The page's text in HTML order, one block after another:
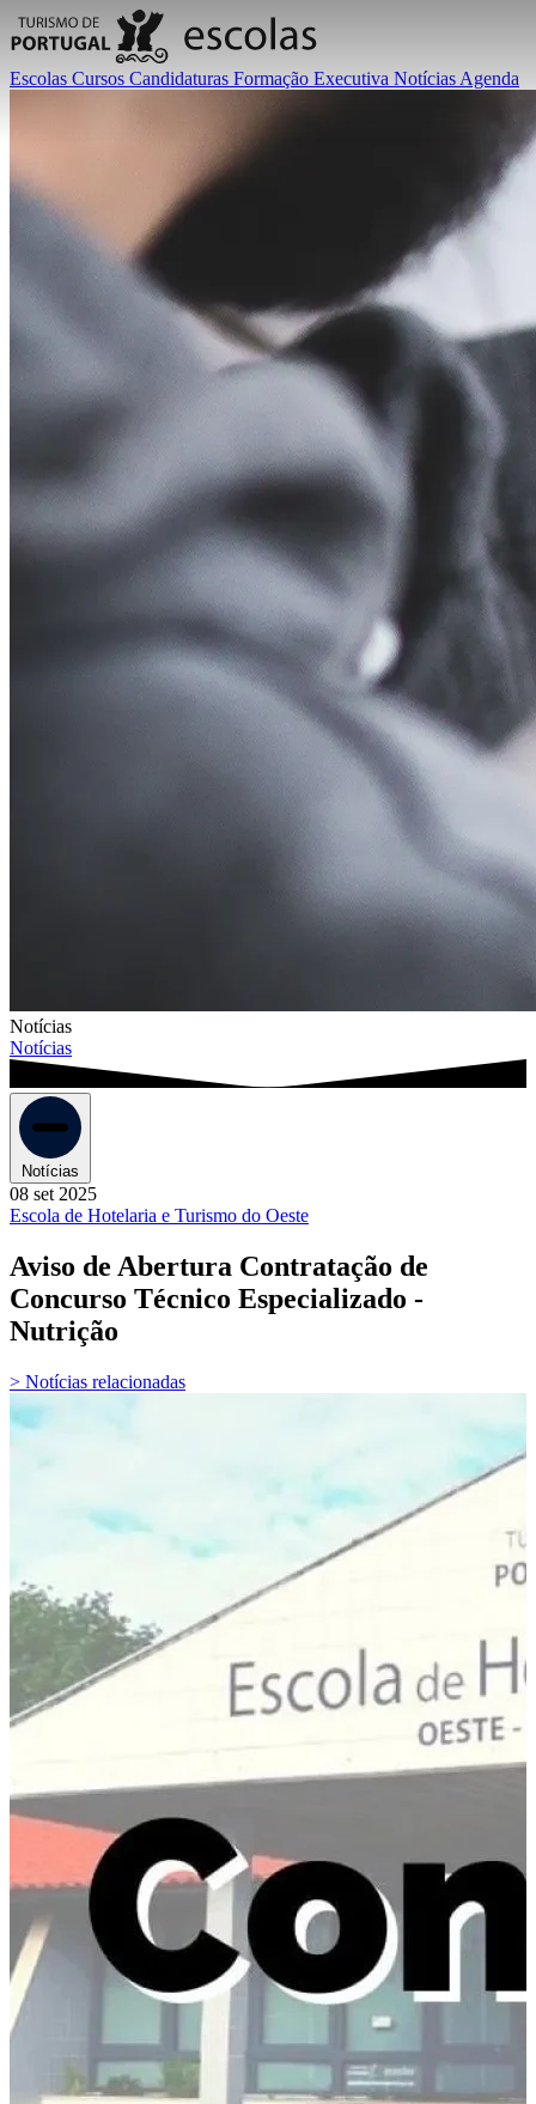
Escolas Cursos Candidaturas Formação Executiva Notícias Agenda
Notícias
Notícias
Notícias
08 set 2025
Escola de Hotelaria e Turismo do Oeste
Aviso de Abertura Contratação de
Concurso Técnico Especializado -
Nutrição
> Notícias relacionadas